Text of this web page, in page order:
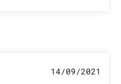
14/09/2021